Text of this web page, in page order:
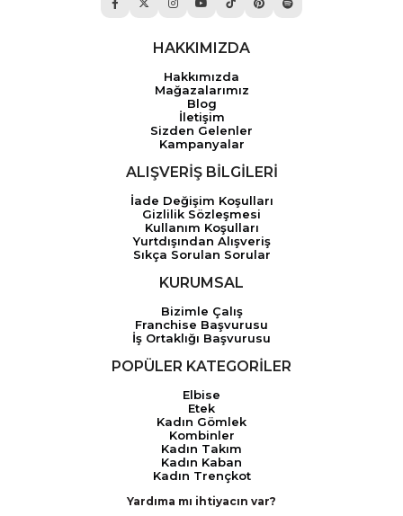
HAKKIMIZDA
Hakkımızda
Mağazalarımız
Blog
İletişim
Sizden Gelenler
Kampanyalar
ALIŞVERİŞ BİLGİLERİ
İade Değişim Koşulları
Gizlilik Sözleşmesi
Kullanım Koşulları
Yurtdışından Alışveriş
Sıkça Sorulan Sorular
KURUMSAL
Bizimle Çalış
Franchise Başvurusu
İş Ortaklığı Başvurusu
POPÜLER KATEGORİLER
Elbise
Etek
Kadın Gömlek
Kombinler
Kadın Takım
Kadın Kaban
Kadın Trençkot
Yardıma mı ihtiyacın var?